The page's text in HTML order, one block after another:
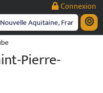
Connexion
Pierre-